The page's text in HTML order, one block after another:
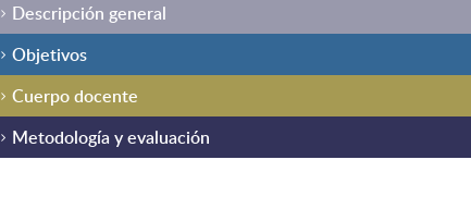
Descripción general
Objetivos
Cuerpo docente
Metodología y evaluación